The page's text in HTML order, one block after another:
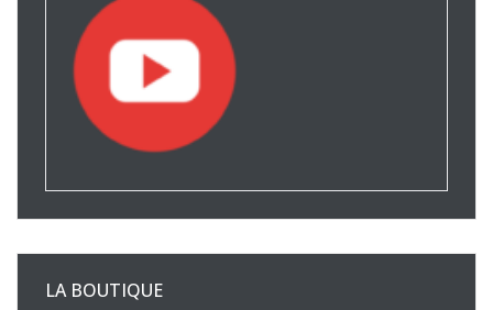
LA BOUTIQUE